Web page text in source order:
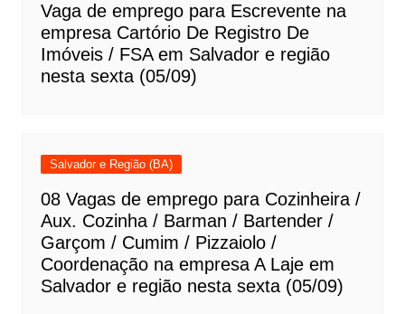
Vaga de emprego para Escrevente na
empresa Cartório De Registro De
Imóveis / FSA em Salvador e região
nesta sexta (05/09)
Salvador e Região (BA)
08 Vagas de emprego para Cozinheira /
Aux. Cozinha / Barman / Bartender /
Garçom / Cumim / Pizzaiolo /
Coordenação na empresa A Laje em
Salvador e região nesta sexta (05/09)